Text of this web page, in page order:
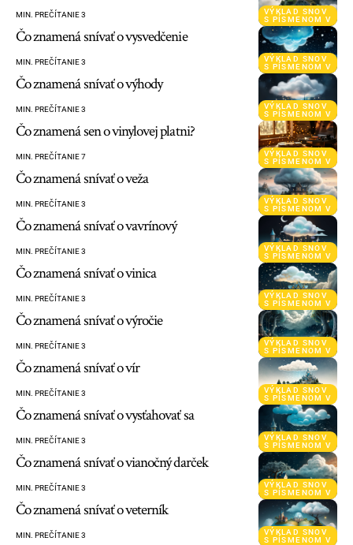
VÝKLAD SNOV
S PÍSMENOM V
MIN. PREČÍTANIE 3
VÝKLAD SNOV
S PÍSMENOM V
Čo znamená snívať o vysvedčenie
MIN. PREČÍTANIE 3
VÝKLAD SNOV
S PÍSMENOM V
Čo znamená snívať o výhody
MIN. PREČÍTANIE 3
VÝKLAD SNOV
S PÍSMENOM V
Čo znamená sen o vinylovej platni?
MIN. PREČÍTANIE 7
VÝKLAD SNOV
S PÍSMENOM V
Čo znamená snívať o veža
MIN. PREČÍTANIE 3
VÝKLAD SNOV
S PÍSMENOM V
Čo znamená snívať o vavrínový
MIN. PREČÍTANIE 3
VÝKLAD SNOV
S PÍSMENOM V
Čo znamená snívať o vinica
MIN. PREČÍTANIE 3
VÝKLAD SNOV
S PÍSMENOM V
Čo znamená snívať o výročie
MIN. PREČÍTANIE 3
VÝKLAD SNOV
S PÍSMENOM V
Čo znamená snívať o vír
MIN. PREČÍTANIE 3
VÝKLAD SNOV
S PÍSMENOM V
Čo znamená snívať o vysťahovať sa
MIN. PREČÍTANIE 3
VÝKLAD SNOV
S PÍSMENOM V
Čo znamená snívať o vianočný darček
MIN. PREČÍTANIE 3
VÝKLAD SNOV
S PÍSMENOM V
Čo znamená snívať o veterník
MIN. PREČÍTANIE 3